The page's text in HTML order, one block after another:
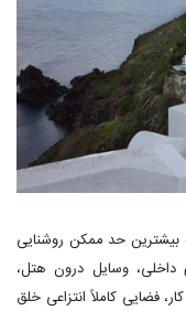
حد ممکن روشنایی
وسایل درون هتل،
فضایی کاملاً انتزاعی خلق